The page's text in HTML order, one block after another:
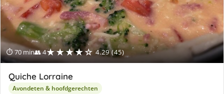
⏱ 70 min👥 4★★★★☆ 4.29 (45)
Quiche Lorraine
Avondeten & hoofdgerechten